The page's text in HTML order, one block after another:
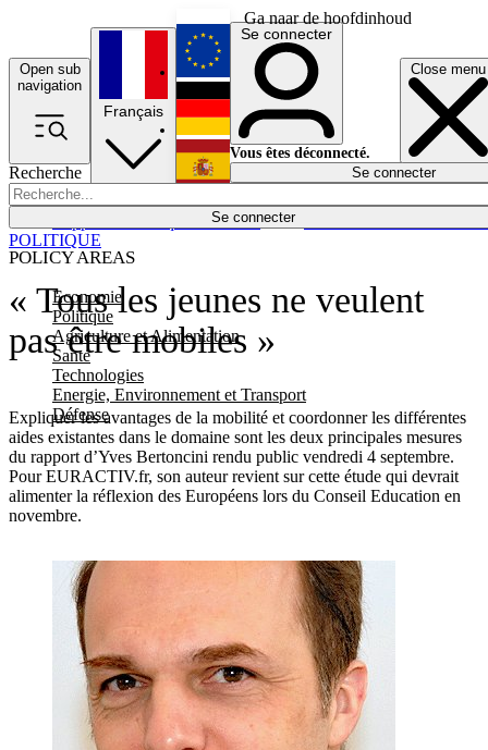
Ga naar de hoofdinhoud
Open sub
navigation
Close menu
Recherche
Se connecter
POLICY AREAS
Economie
Politique
Agriculture et Alimentation
Santé
Technologies
Energie, Environnement et Transport
Défense
Économie
Français
English
Deutsch
Español
Se connecter
Vous êtes déconnecté.
Se connecter
« Tous les jeunes ne veulent
pas être mobiles »
Expliquer les avantages de la mobilité et coordonner les différentes
aides existantes dans le domaine sont les deux principales mesures
du rapport d’Yves Bertoncini rendu public vendredi 4 septembre.
Pour EURACTIV.fr, son auteur revient sur cette étude qui devrait
alimenter la réflexion des Européens lors du Conseil Education en
novembre.
POLITIQUE